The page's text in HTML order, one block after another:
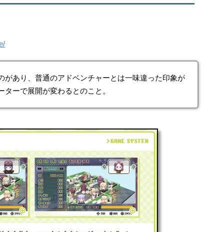
があり、普通のアドベンチャーとは一味違った印象が
ターで展開が変わるとのこと。